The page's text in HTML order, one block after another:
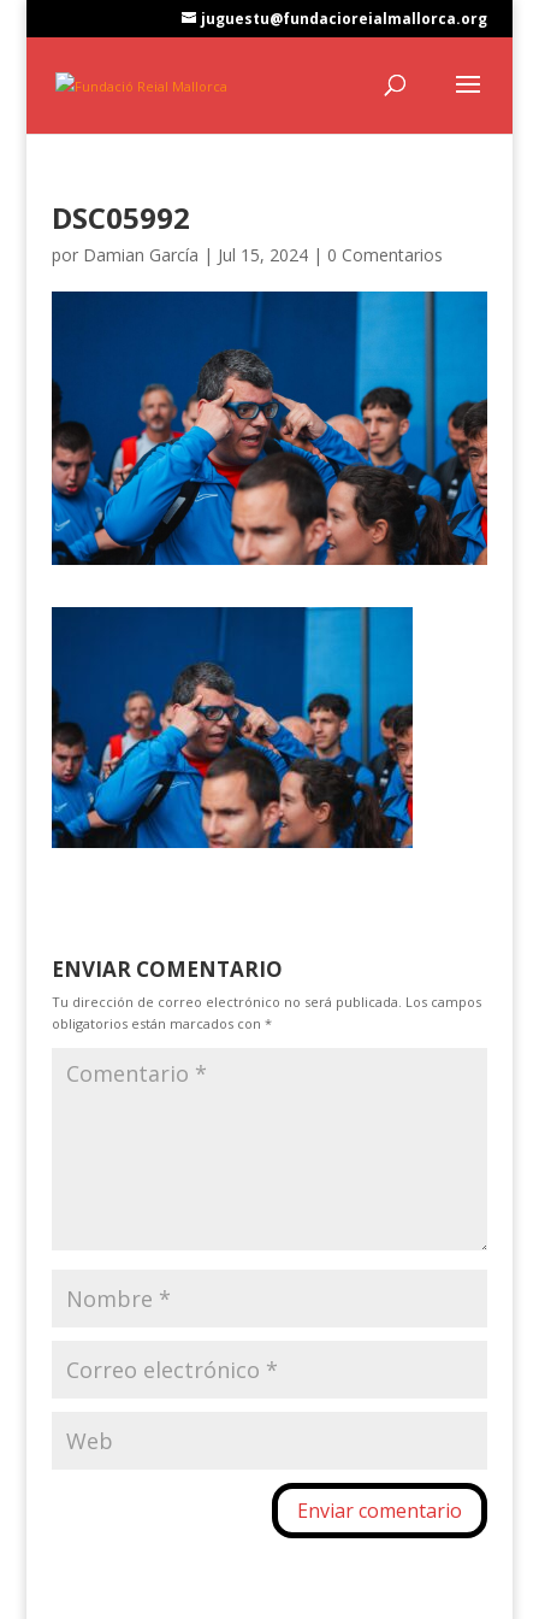
juguestu@fundacioreialmallorca.org
DSC05992
por Damian García | Jul 15, 2024| 0 Comentarios
ENVIAR COMENTARIO
Tu dirección de correo electrónico no será publicada. Los campos
obligatorios están marcados con *